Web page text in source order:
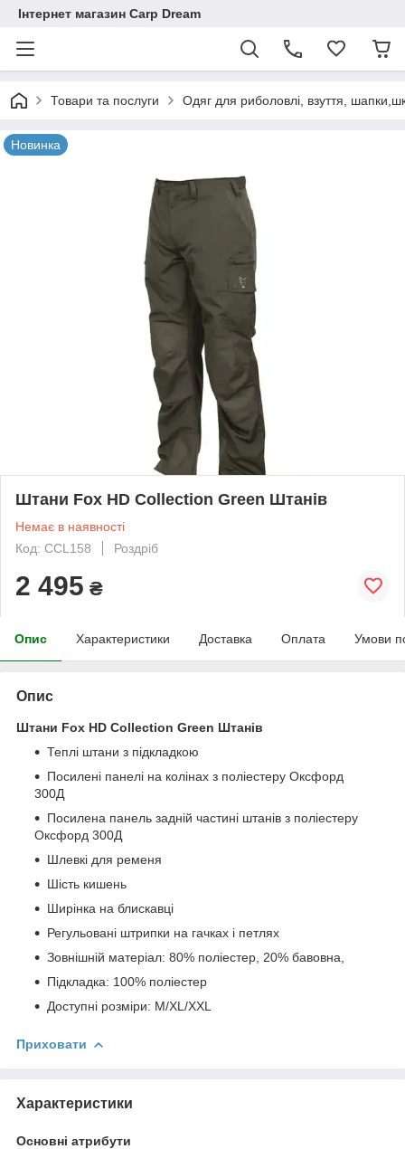
Інтернет магазин Carp Dream
Товари та послуги Одяг для риболовлі, взуття,
Новинка
Штани Fox HD Collection Green Штанів
Немає в наявності
Код: CCL158
Роздріб
2 495 ₴
Опис Характеристики Доставка Оплата Умови
Опис
Штани Fox HD Collection Green Штанів
Теплі штани з підкладкою
Посилені панелі на колінах з поліестеру Оксфорд
300Д
Посилена панель задній частині штанів з поліестеру
Оксфорд 300Д
Шлевкі для ременя
Шість кишень
Ширінка на блискавці
Регульовані штрипки на гачках і петлях
Зовнішній матеріал: 80% поліестер, 20% бавовна,
Підкладка: 100% поліестер
Доступні розміри: М/XL/XXL
Приховати
Характеристики
Основні атрибути